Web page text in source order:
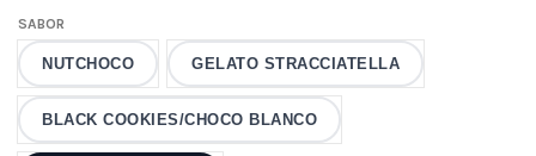
SABOR
NUTCHOCO GELATO STRACCIATELLA
BLACK COOKIES/CHOCO BLANCO